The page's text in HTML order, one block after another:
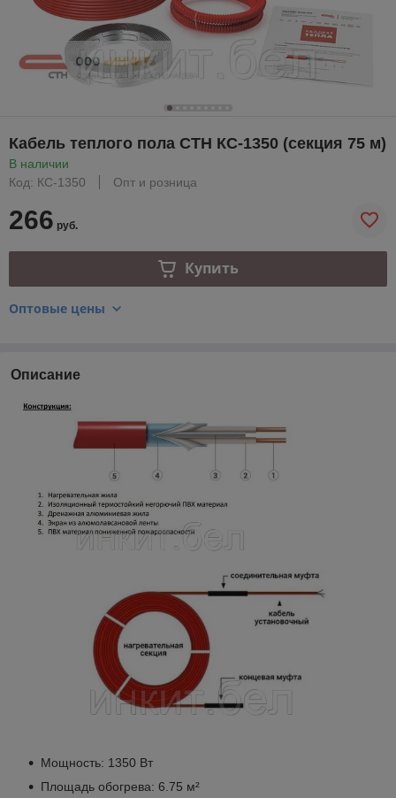
Кабель теплого пола СТН КС-1350 (секция 75 м)
В наличии
Код: КС-1350
Опт и розница
266 руб.
Купить
Оптовые цены
Описание
Мощность: 1350 Вт
Площадь обогрева: 6.75 м²